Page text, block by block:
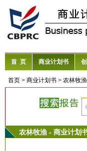
首 页 商业计划书
首页 > 商业计划书 > 农林牧渔
农林牧渔 - 商业计划